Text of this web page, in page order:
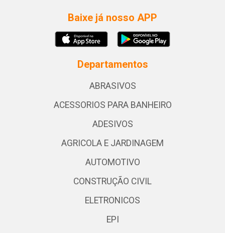
Baixe já nosso APP
Departamentos
ABRASIVOS
ACESSORIOS PARA BANHEIRO
ADESIVOS
AGRICOLA E JARDINAGEM
AUTOMOTIVO
CONSTRUÇÃO CIVIL
ELETRONICOS
EPI